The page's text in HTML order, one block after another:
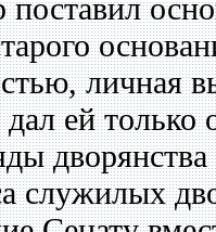
поставил
личная
ей только
служилых